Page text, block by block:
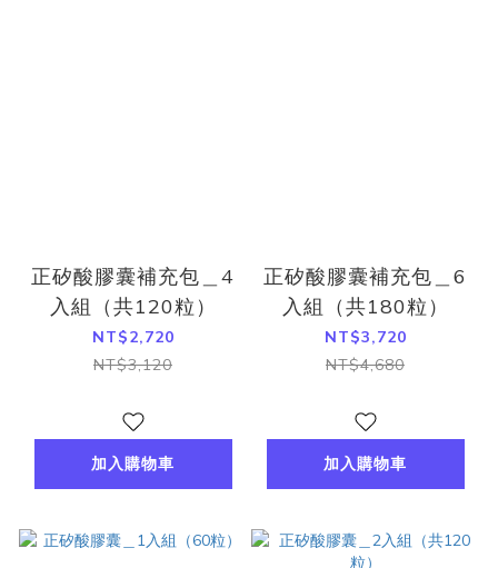
正矽酸膠囊補充包＿4
入組（共120粒）
NT$2,720
NT$3,120
加入購物車
正矽酸膠囊補充包＿6
入組（共180粒）
NT$3,720
NT$4,680
加入購物車